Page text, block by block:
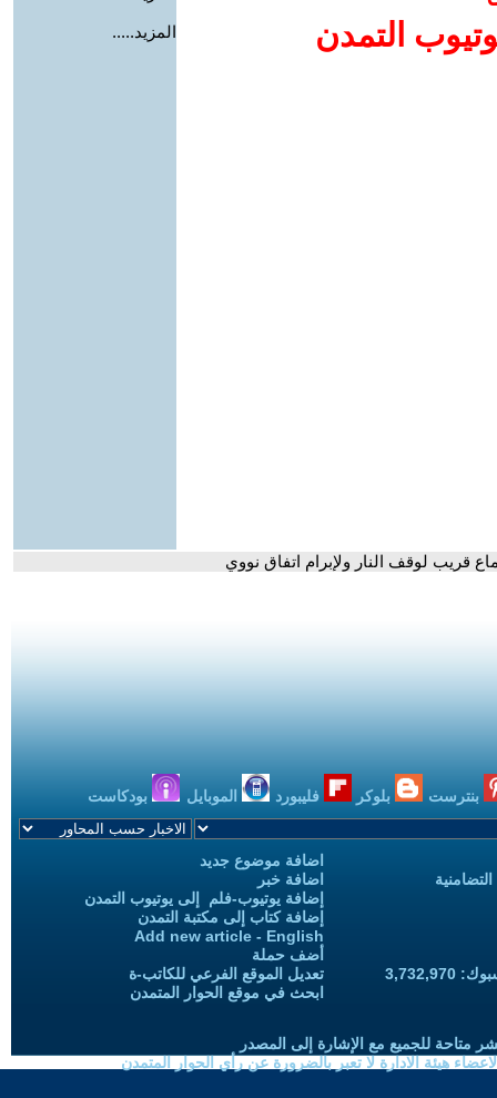
التمدن
المزيد.....
قريب لوقف النار ولإبرام اتفاق نووي
بنترست بلوكر فليبورد الموبايل بودكاست
اضافة موضوع جديد
اضافة خبر
إضافة يوتيوب-فلم إلى يوتيوب التمدن
إضافة كتاب إلى مكتبة التمدن
Add new article - English
أضف حملة
تعديل الموقع الفرعي للكاتب-ة
ابحث في موقع الحوار المتمدن
متاحة للجميع مع الإشارة إلى المصدر
هيئة الادارة لا تعبر بالضرورة عن رأي الحوار المتمدن